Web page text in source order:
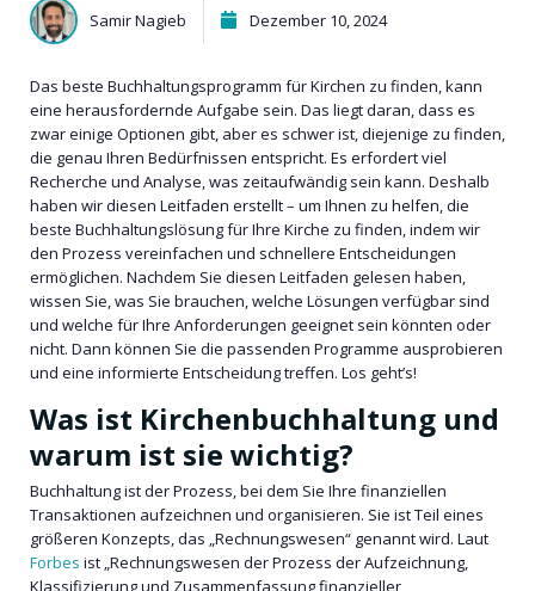
Samir Nagieb Dezember 10, 2024
Das beste Buchhaltungsprogramm für Kirchen zu finden, kann
eine herausfordernde Aufgabe sein. Das liegt daran, dass es
zwar einige Optionen gibt, aber es schwer ist, diejenige zu finden,
die genau Ihren Bedürfnissen entspricht. Es erfordert viel
Recherche und Analyse, was zeitaufwändig sein kann. Deshalb
haben wir diesen Leitfaden erstellt – um Ihnen zu helfen, die
beste Buchhaltungslösung für Ihre Kirche zu finden, indem wir
den Prozess vereinfachen und schnellere Entscheidungen
ermöglichen. Nachdem Sie diesen Leitfaden gelesen haben,
wissen Sie, was Sie brauchen, welche Lösungen verfügbar sind
und welche für Ihre Anforderungen geeignet sein könnten oder
nicht. Dann können Sie die passenden Programme ausprobieren
und eine informierte Entscheidung treffen. Los geht’s!
Was ist Kirchenbuchhaltung und
warum ist sie wichtig?
Buchhaltung ist der Prozess, bei dem Sie Ihre finanziellen
Transaktionen aufzeichnen und organisieren. Sie ist Teil eines
größeren Konzepts, das „Rechnungswesen“ genannt wird. Laut
Forbes ist „Rechnungswesen der Prozess der Aufzeichnung,
Klassifizierung und Zusammenfassung finanzieller